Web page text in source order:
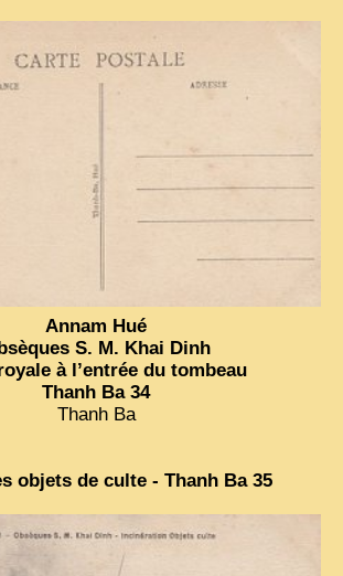
Annam Hué
S. M. Khai Dinh
à l’entrée du tombeau
Thanh Ba 34
Thanh Ba
objets de culte - Thanh Ba 35